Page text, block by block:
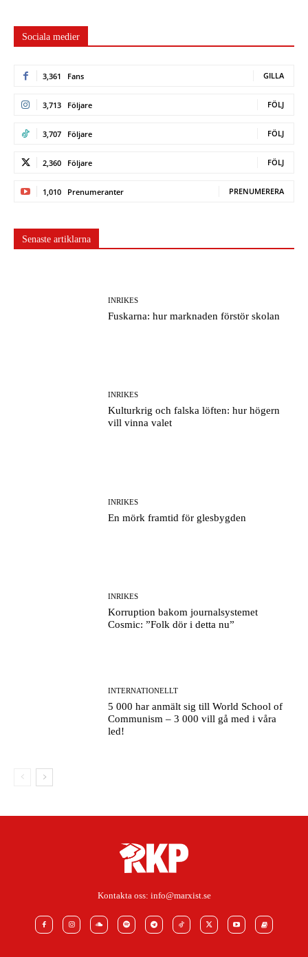
Sociala medier
3,361 Fans GILLA
3,713 Följare FÖLJ
3,707 Följare FÖLJ
2,360 Följare FÖLJ
1,010 Prenumeranter PRENUMERERA
Senaste artiklarna
INRIKES
Fuskarna: hur marknaden förstör skolan
INRIKES
Kulturkrig och falska löften: hur högern
vill vinna valet
INRIKES
En mörk framtid för glesbygden
INRIKES
Korruption bakom journalsystemet
Cosmic: ”Folk dör i detta nu”
INTERNATIONELLT
5 000 har anmält sig till World School of
Communism – 3 000 vill gå med i våra
led!
Kontakta oss: info@marxist.se